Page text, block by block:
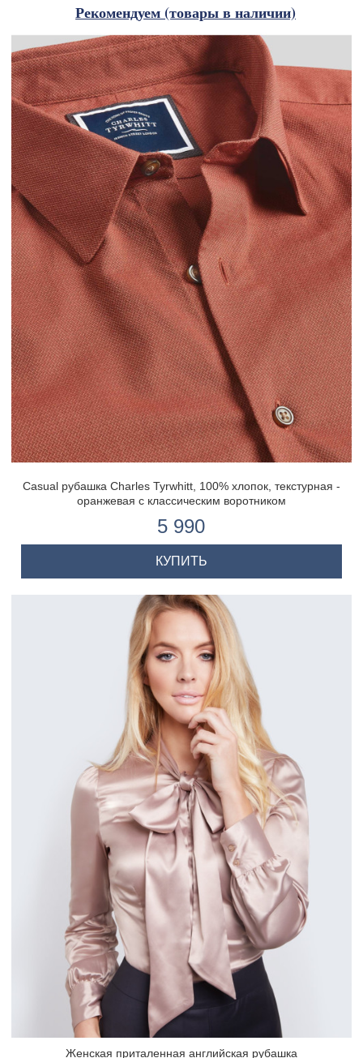
Рекомендуем (товары в наличии)
Casual рубашка Charles Tyrwhitt, 100% хлопок, текстурная -
оранжевая с классическим воротником
5 990
КУПИТЬ
Женская приталенная английская рубашка